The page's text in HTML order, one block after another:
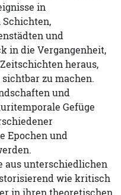
in
und
in die Vergangenheit,
heraus,
zu machen.
und
Gefüge
Epochen und
aus unterschiedlichen
wie kritisch